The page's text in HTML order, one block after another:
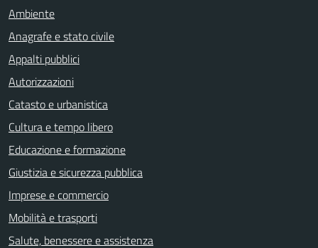
Ambiente
Anagrafe e stato civile
Appalti pubblici
Autorizzazioni
Catasto e urbanistica
Cultura e tempo libero
Educazione e formazione
Giustizia e sicurezza pubblica
Imprese e commercio
Mobilità e trasporti
Salute, benessere e assistenza